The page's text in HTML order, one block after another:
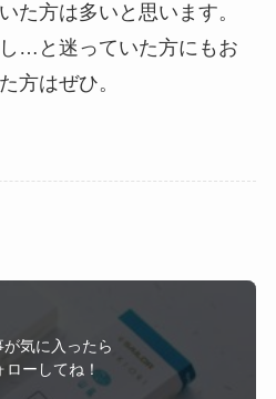
た方は多いと思います。
…と迷っていた方にもお
方はぜひ。
が気に入ったら
ローしてね！